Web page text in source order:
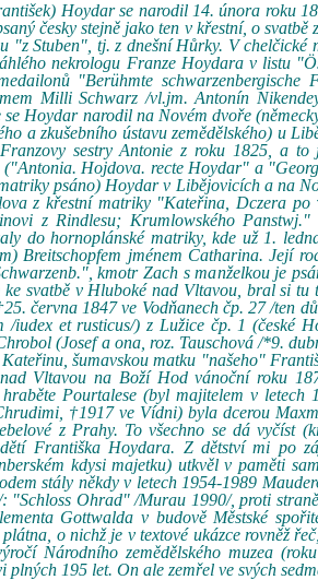
Hoydar se narodil 14. února roku
česky stejně jako ten v křestní, o
"z Stuben", tj. z dnešní Hůrky. V
nekrologu Franze Hoydara v listu
"Berühmte
Milli Schwarz /vl.jm. Antonín
se Hoydar narodil na Novém dvoře
a zkušebního ústavu zemědělského) u
sestry Antonie z roku 1825, a
("Antonia. Hojdova. recte Hoydar" a
psáno) Hoydar v Libějovicích a na
z křestní matriky "Kateřina, Dczera po
z Rindlesu; Krumlowského
do hornoplánské matriky, kde už 1.
Breitschopfem jménem Catharina. Její
kmotr Zach s manželkou je
ke svatbě v Hluboké nad Vltavou, bral si
června 1847 ve Vodňanech čp. 27 /ten
/iudex et rusticus/) z Lužice čp. 1 (české
(Josef a ona, roz. Tauschová /*9.
šumavskou matku "našeho"
Vltavou na Boží Hod vánoční roku
hraběte Pourtalese (byl majitelem v
†1917 ve Vídni) byla dcerou
z Prahy. To všechno se dá vyčíst
Františka Hoydara. Z dětství mi po
kdysi majetku) utkvěl v paměti
stály někdy v letech 1954-1989
: "Schloss Ohrad" /Murau 1990/, proti
Gottwalda v budově Městské
o nichž je v textové ukázce rovněž
Národního zemědělského muzea
plných 195 let. On ale zemřel ve svých